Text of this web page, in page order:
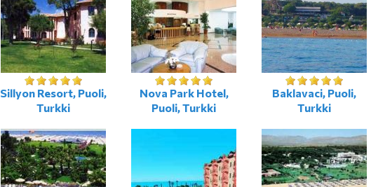
Sillyon Resort, Puoli,
Turkki
Nova Park Hotel,
Puoli, Turkki
Baklavaci, Puoli,
Turkki